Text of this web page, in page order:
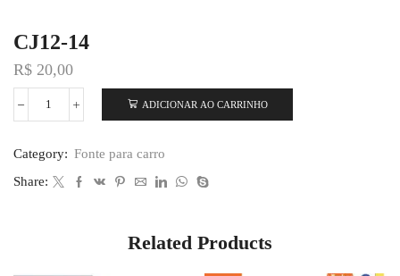
CJ12-14
R$ 20,00
ADICIONAR AO CARRINHO
Category: Fonte para carro
Share:
Related Products